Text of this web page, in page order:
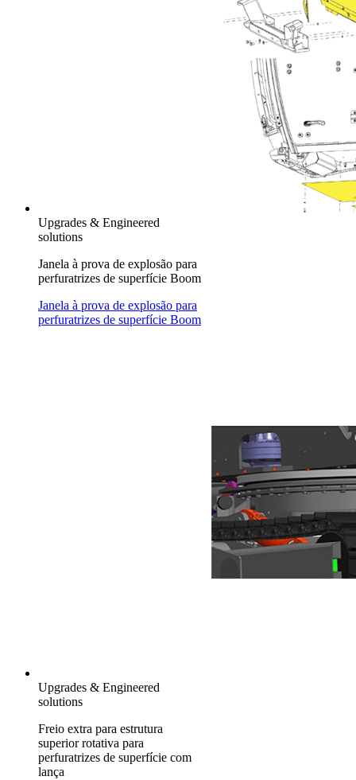
Upgrades & Engineered
solutions
Janela à prova de explosão para
perfuratrizes de superfície Boom
Janela à prova de explosão para
perfuratrizes de superfície Boom
Upgrades & Engineered
solutions
Freio extra para estrutura
superior rotativa para
perfuratrizes de superfície com
lança